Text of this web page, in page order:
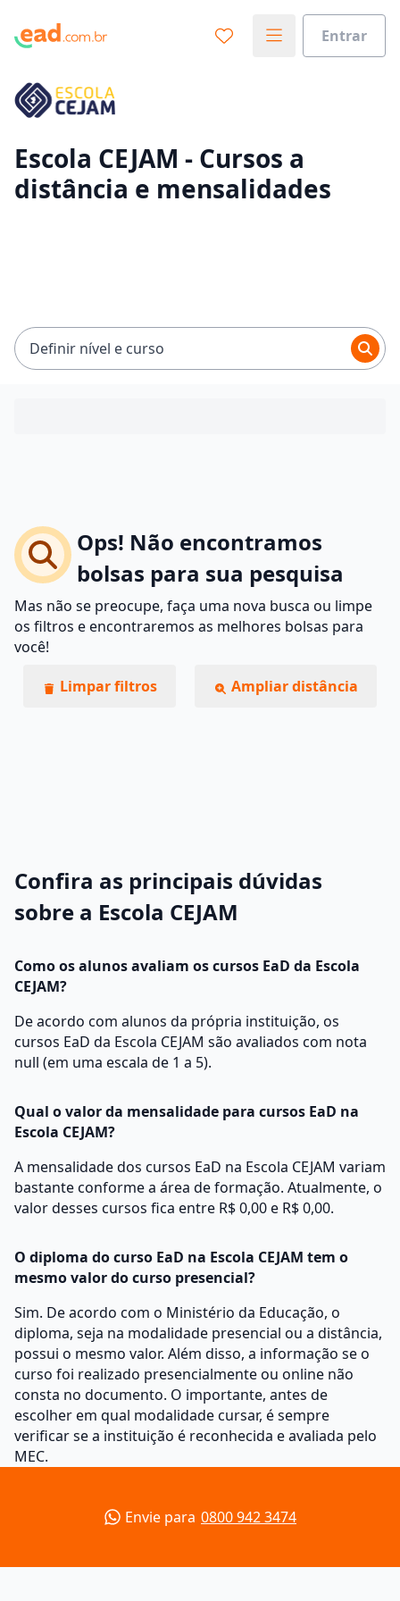
Entrar
Vamos te guiar no caminho ideal para seus estudos
Escola CEJAM - Cursos a
distância e mensalidades
Definir nível e curso
Ops! Não encontramos
bolsas para sua pesquisa
Mas não se preocupe, faça uma nova busca ou limpe
os filtros e encontraremos as melhores bolsas para
você!
Limpar filtros
Ampliar distância
Confira as principais dúvidas
sobre a Escola CEJAM
Como os alunos avaliam os cursos EaD da Escola
CEJAM?
De acordo com alunos da própria instituição, os
cursos EaD da Escola CEJAM são avaliados com nota
null (em uma escala de 1 a 5).
Qual o valor da mensalidade para cursos EaD na
Escola CEJAM?
A mensalidade dos cursos EaD na Escola CEJAM variam
bastante conforme a área de formação. Atualmente, o
valor desses cursos fica entre R$ 0,00 e R$ 0,00.
O diploma do curso EaD na Escola CEJAM tem o
mesmo valor do curso presencial?
Sim. De acordo com o Ministério da Educação, o
diploma, seja na modalidade presencial ou a distância,
possui o mesmo valor. Além disso, a informação se o
curso foi realizado presencialmente ou online não
consta no documento. O importante, antes de
escolher em qual modalidade cursar, é sempre
verificar se a instituição é reconhecida e avaliada pelo
MEC.
Envie para 0800 942 3474